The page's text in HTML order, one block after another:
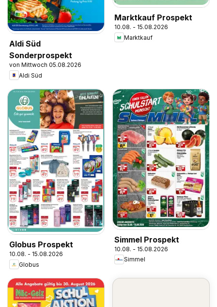
Aldi Süd
Sonderprospekt
von Mittwoch 05.08.2026
Aldi Süd
Marktkauf Prospekt
10.08. - 15.08.2026
Marktkauf
Globus Prospekt
10.08. - 15.08.2026
Globus
Simmel Prospekt
10.08. - 15.08.2026
Simmel